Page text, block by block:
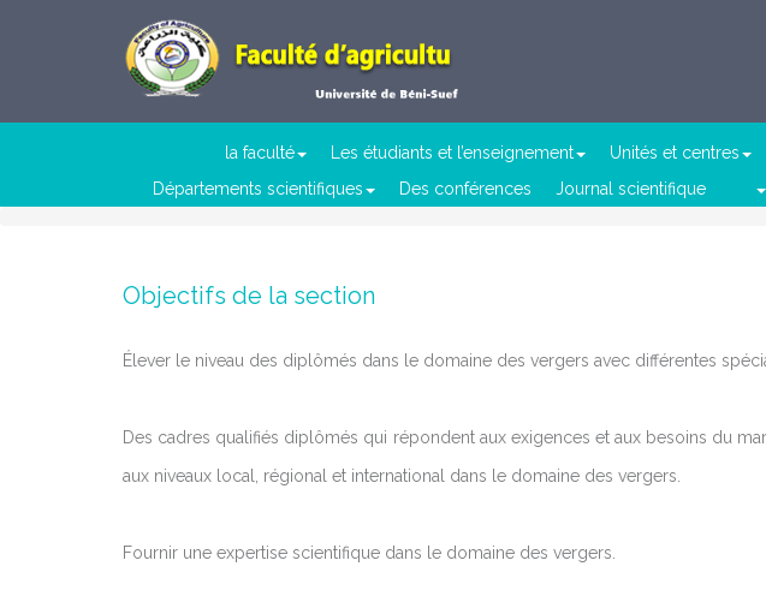
la faculté Les étudiants et l’enseignement Unités et centres
Départements scientifiques
Des conférences Journal scientifique
Objectifs de la section
Élever le niveau des diplômés dans le domaine des vergers avec différentes
Des cadres qualifiés diplômés qui répondent aux exigences et aux besoins du
aux niveaux local, régional et international dans le domaine des vergers.
Fournir une expertise scientifique dans le domaine des vergers.